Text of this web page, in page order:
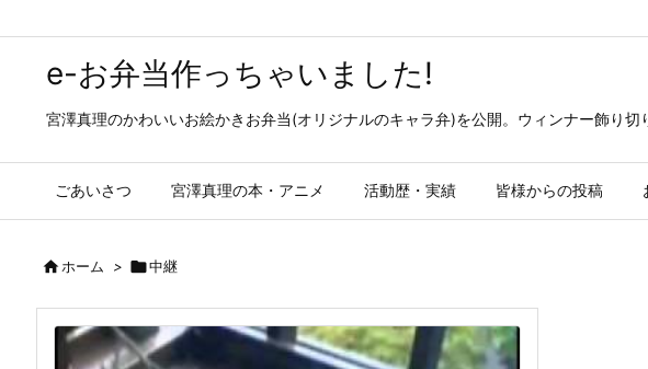
e-お弁当作っちゃいました!
宮澤真理のかわいいお絵かきお弁当(オリジナルのキャラ弁)を公開。ウィンナー飾り
ごあいさつ 宮澤真理の本・アニメ 活動歴・実績 皆様からの投稿
ホーム > 中継